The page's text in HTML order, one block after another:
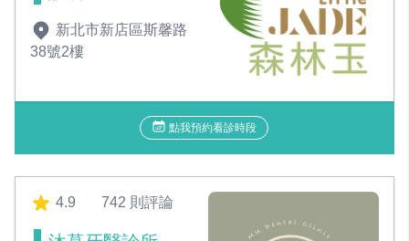
新北市新店區斯馨路
38號2樓
點我預約看診時段
4.9 742 則評論